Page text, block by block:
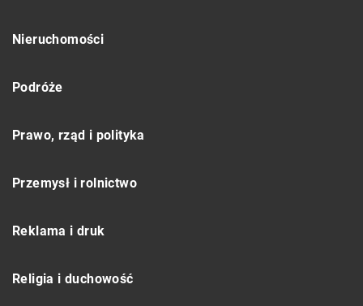
Nieruchomości
Podróże
Prawo, rząd i polityka
Przemysł i rolnictwo
Reklama i druk
Religia i duchowość